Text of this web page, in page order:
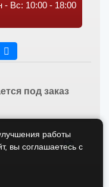
- Вс: 10:00 - 18:00
под заказ
работы
вы соглашаетесь с